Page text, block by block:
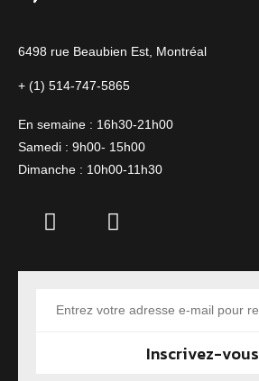
6498 rue Beaubien Est, Montréal
+ (1) 514-747-5865
En semaine : 16h30-21h00
Samedi : 9h00- 15h00
Dimanche : 10h00-11h30
Inscrivez-vous